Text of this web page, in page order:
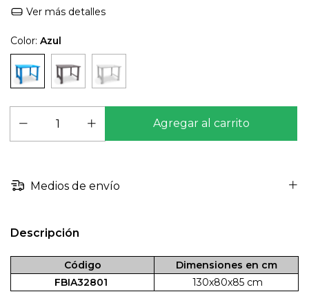
Ver más detalles
Color: Azul
Medios de envío
Descripción
Código
Dimensiones en cm
FBIA32801
130x80x85 cm